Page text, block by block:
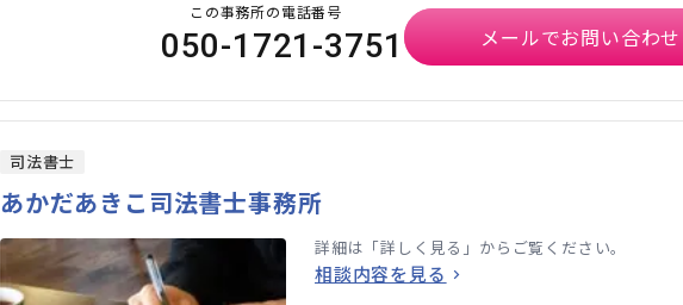
この事務所の電話番号
050-1721-3751 メールでお問い合わせ
司法書士
あかだあきこ司法書士事務所
詳細は「詳しく見る」からご覧ください。
相談内容を見る